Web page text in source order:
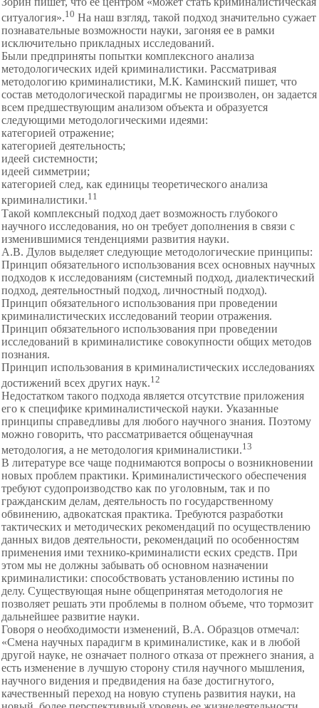
ситуалогия».10 На наш взгляд, такой подход значительно сужает
познавательные возможности науки, загоняя ее в рамки
исключительно прикладных исследований.
Были предприняты попытки комплексного анализа
методологических идей криминалистики. Рассматривая
методологию криминалистики, М.К. Каминский пишет, что
состав методологической парадигмы не произволен, он задается
всем предшествующим анализом объекта и образуется
следующими методологическими идеями:
категорией отражение;
категорией деятельность;
идеей системности;
идеей симметрии;
категорией след, как единицы теоретического анализа
криминалистики.11
Такой комплексный подход дает возможность глубокого
научного исследования, но он требует дополнения в связи с
изменившимися тенденциями развития науки.
А.В. Дулов выделяет следующие методологические принципы:
Принцип обязательного использования всех основных научных
подходов к исследованиям (системный подход, диалектический
подход, деятельностный подход, личностный подход).
Принцип обязательного использования при проведении
криминалистических исследований теории отражения.
Принцип обязательного использования при проведении
исследований в криминалистике совокупности общих методов
познания.
Принцип использования в криминалистических исследованиях
достижений всех других наук.12
Недостатком такого подхода является отсутствие приложения
его к специфике криминалистической науки. Указанные
принципы справедливы для любого научного знания. Поэтому
можно говорить, что рассматривается общенаучная
методология, а не методология криминалистики.13
В литературе все чаще поднимаются вопросы о возникновении
новых проблем практики. Криминалистического обеспечения
требуют судопроизводство как по уголовным, так и по
гражданским делам, деятельность по государственному
обвинению, адвокатская практика. Требуются разработки
тактических и методических рекомендаций по осуществлению
данных видов деятельности, рекомендаций по особенностям
применения ими технико-криминалисти еских средств. При
этом мы не должны забывать об основном назначении
криминалистики: способствовать установлению истины по
делу. Существующая ныне общепринятая методология не
позволяет решать эти проблемы в полном объеме, что тормозит
дальнейшее развитие науки.
Говоря о необходимости изменений, В.А. Образцов отмечал:
«Смена научных парадигм в криминалистике, как и в любой
другой науке, не означает полного отказа от прежнего знания, а
есть изменение в лучшую сторону стиля научного мышления,
научного видения и предвидения на базе достигнутого,
качественный переход на новую ступень развития науки, на